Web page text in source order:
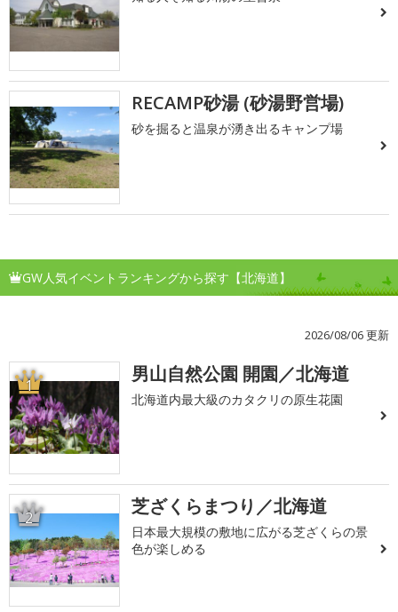
RECAMP砂湯 (砂湯野営場)
砂を掘ると温泉が湧き出るキャンプ場
GW人気イベントランキングから探す【北海道】
2026/08/06 更新
1 男山自然公園 開園／北海道
北海道内最大級のカタクリの原生花園
2 芝ざくらまつり／北海道
日本最大規模の敷地に広がる芝ざくらの景
色が楽しめる